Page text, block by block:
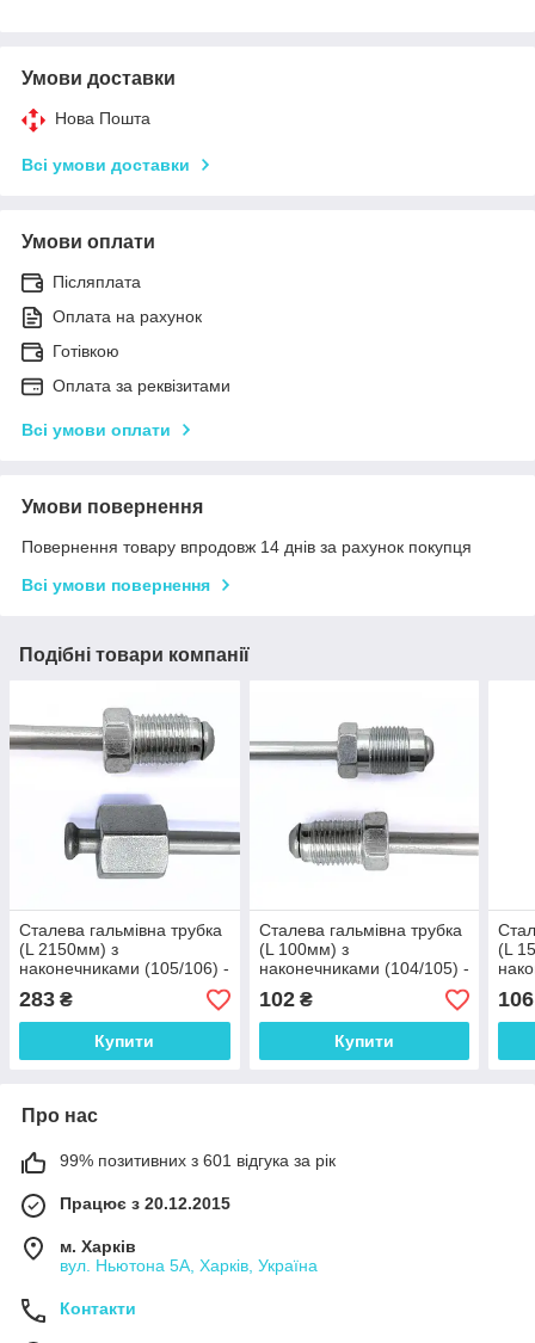
Умови доставки
Нова Пошта
Всі умови доставки
Умови оплати
Післяплата
Оплата на рахунок
Готівкою
Оплата за реквізитами
Всі умови оплати
Умови повернення
Повернення товару впродовж 14 днів за рахунок покупця
Всі умови повернення
Подібні товари компанії
Сталева гальмівна трубка
(L 2150мм) з
наконечниками (105/106) -
WP716Zn
283 ₴
Купити
Сталева гальмівна трубка
(L 100мм) з
наконечниками (104/105) -
WP206Zn
102₴
Купити
(L
106
Про нас
99% позитивних з 601 відгука за рік
Працює з 20.12.2015
м. Харків
вул. Ньютона 5А, Харків, Україна
Контакти